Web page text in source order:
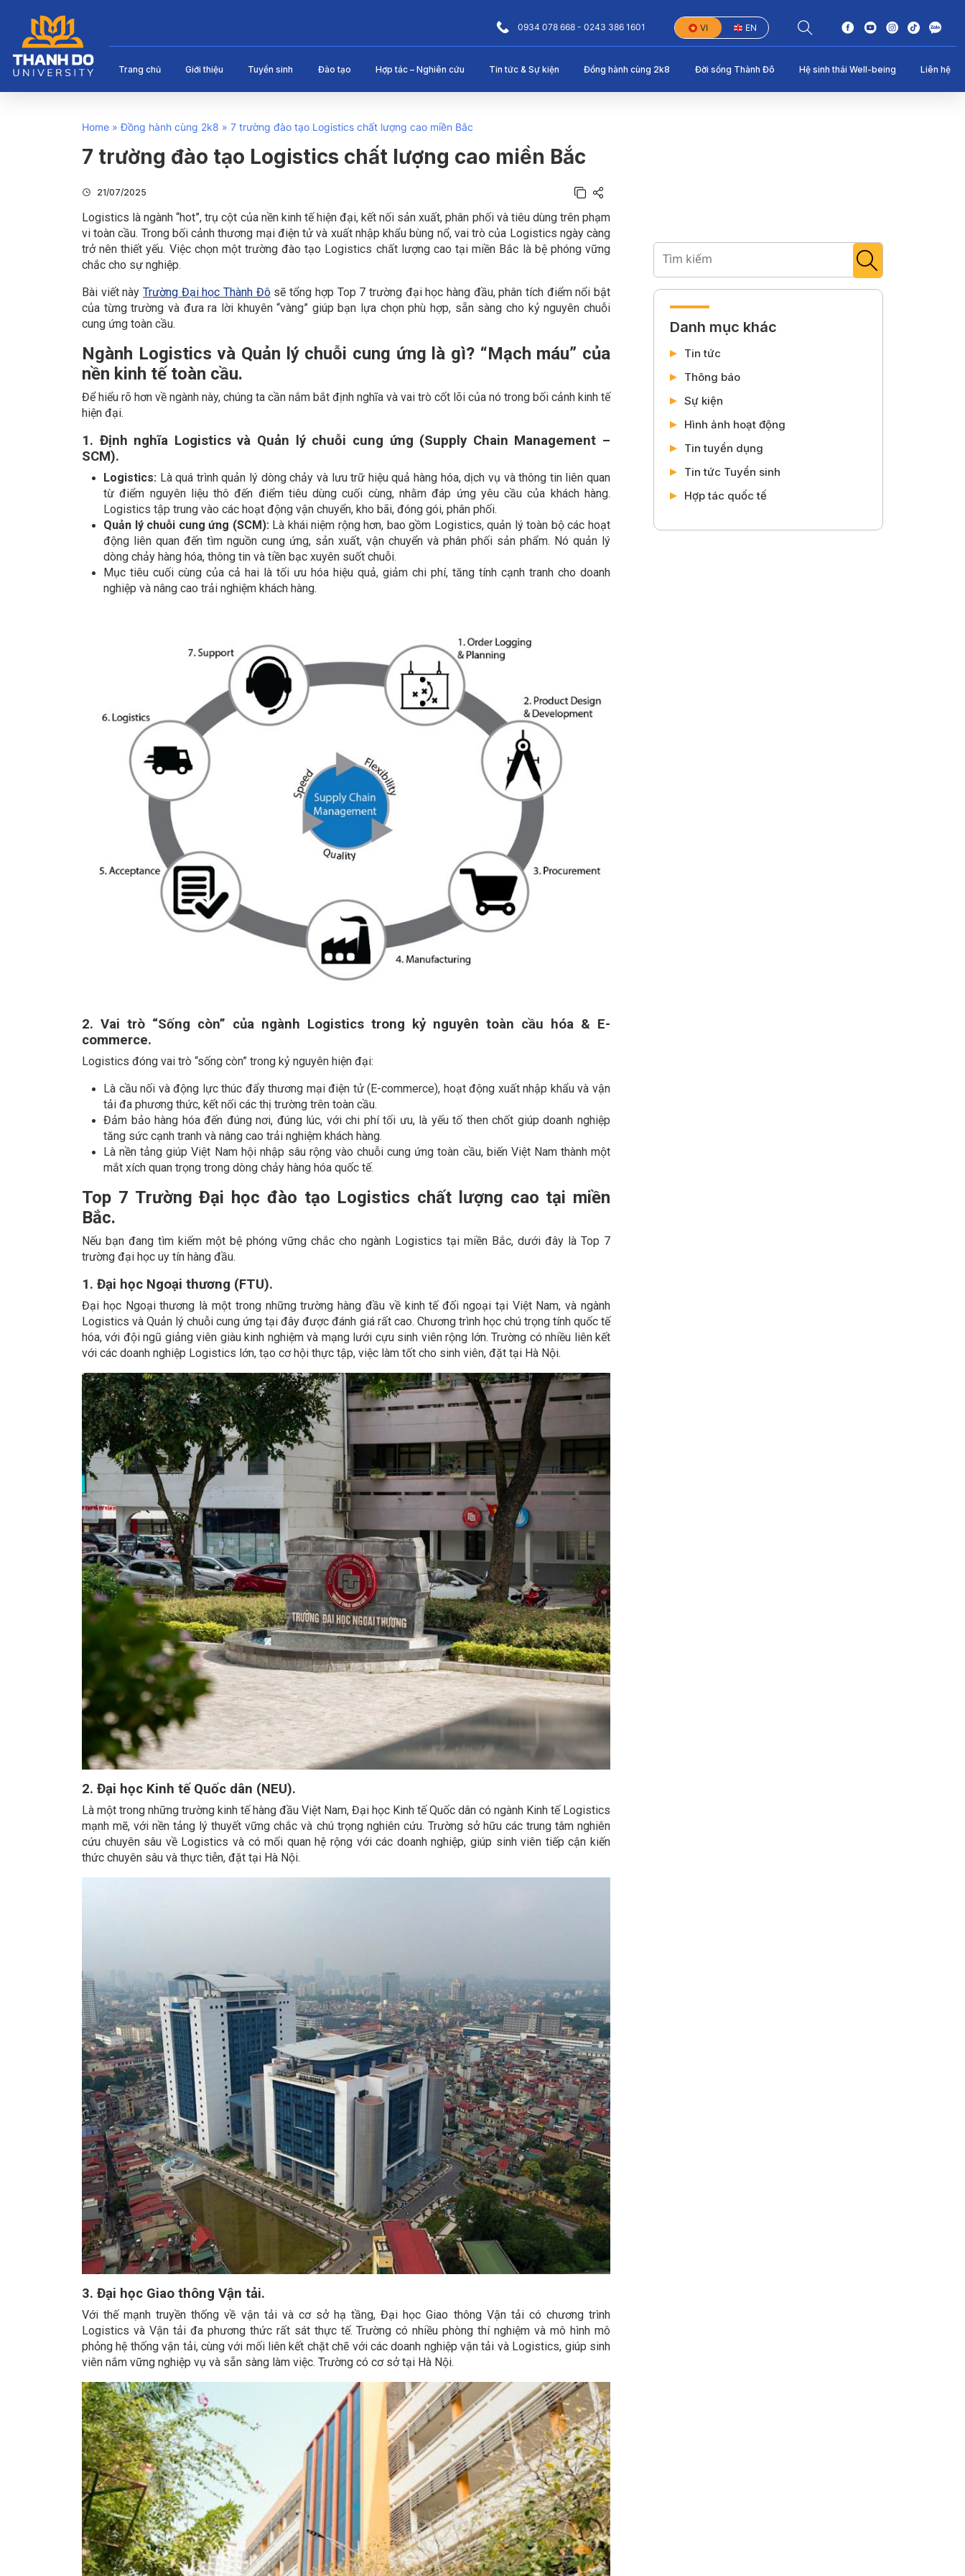
0934 078 668 - 0243 386 1601 VI EN
Trang chủ Giới thiệu Tuyển sinh Đào tạo Hợp tác – Nghiên cứu Tin tức & Sự kiện Đồng hành cùng 2k8 Đời sống Thành Đô Hệ sinh thái Well-being Liên hệ
Home »Đồng hành cùng 2k8 » 7 trường đào tạo Logistics chất lượng cao miền Bắc
7 trường đào tạo Logistics chất lượng cao miền Bắc
21/07/2025
Logistics là ngành “hot”, trụ cột của nền kinh tế hiện đại, kết nối sản xuất, phân phối và tiêu dùng trên phạm
vi toàn cầu. Trong bối cảnh thương mại điện tử và xuất nhập khẩu bùng nổ, vai trò của Logistics ngày càng
trở nên thiết yếu. Việc chọn một trường đào tạo Logistics chất lượng cao tại miền Bắc là bệ phóng vững
chắc cho sự nghiệp.
Bài viết nàyTrường Đại học Thành Đôsẽ tổng hợp Top 7 trường đại học hàng đầu, phân tích điểm nổi bật
của từng trường và đưa ra lời khuyên “vàng” giúp bạn lựa chọn phù hợp, sẵn sàng cho kỷ nguyên chuỗi
cung ứng toàn cầu.
Ngành Logistics và Quản lý chuỗi cung ứng là gì? “Mạch máu” của
nền kinh tế toàn cầu.
Để hiểu rõ hơn về ngành này, chúng ta cần nắm bắt định nghĩa và vai trò cốt lõi của nó trong bối cảnh kinh tế
hiện đại.
1. Định nghĩa Logistics và Quản lý chuỗi cung ứng (Supply Chain Management –
SCM).
Logistics: Là quá trình quản lý dòng chảy và lưu trữ hiệu quả hàng hóa, dịch vụ và thông tin liên quan
từ điểm nguyên liệu thô đến điểm tiêu dùng cuối cùng, nhằm đáp ứng yêu cầu của khách hàng.
Logistics tập trung vào các hoạt động vận chuyển, kho bãi, đóng gói, phân phối.
Quản lý chuỗi cung ứng (SCM):Là khái niệm rộng hơn, bao gồm Logistics, quản lý toàn bộ các hoạt
động liên quan đến tìm nguồn cung ứng, sản xuất, vận chuyển và phân phối sản phẩm. Nó quản lý
dòng chảy hàng hóa, thông tin và tiền bạc xuyên suốt chuỗi.
Mục tiêu cuối cùng của cả hai là tối ưu hóa hiệu quả, giảm chi phí, tăng tính cạnh tranh cho doanh
nghiệp và nâng cao trải nghiệm khách hàng.
2. Vai trò “Sống còn” của ngành Logistics trong kỷ nguyên toàn cầu hóa & E-
commerce.
Logistics đóng vai trò “sống còn” trong kỷ nguyên hiện đại:
Là cầu nối và động lực thúc đẩy thương mại điện tử (E-commerce), hoạt động xuất nhập khẩu và vận
tải đa phương thức, kết nối các thị trường trên toàn cầu.
Đảm bảo hàng hóa đến đúng nơi, đúng lúc, với chi phí tối ưu, là yếu tố then chốt giúp doanh nghiệp
tăng sức cạnh tranh và nâng cao trải nghiệm khách hàng.
Là nền tảng giúp Việt Nam hội nhập sâu rộng vào chuỗi cung ứng toàn cầu, biến Việt Nam thành một
mắt xích quan trọng trong dòng chảy hàng hóa quốc tế.
Top 7 Trường Đại học đào tạo Logistics chất lượng cao tại miền
Bắc.
Nếu bạn đang tìm kiếm một bệ phóng vững chắc cho ngành Logistics tại miền Bắc, dưới đây là Top 7
trường đại học uy tín hàng đầu.
1. Đại học Ngoại thương (FTU).
Đại học Ngoại thương là một trong những trường hàng đầu về kinh tế đối ngoại tại Việt Nam, và ngành
Logistics và Quản lý chuỗi cung ứng tại đây được đánh giá rất cao. Chương trình học chú trọng tính quốc tế
hóa, với đội ngũ giảng viên giàu kinh nghiệm và mạng lưới cựu sinh viên rộng lớn. Trường có nhiều liên kết
với các doanh nghiệp Logistics lớn, tạo cơ hội thực tập, việc làm tốt cho sinh viên, đặt tại Hà Nội.
2. Đại học Kinh tế Quốc dân (NEU).
Là một trong những trường kinh tế hàng đầu Việt Nam, Đại học Kinh tế Quốc dân có ngành Kinh tế Logistics
mạnh mẽ, với nền tảng lý thuyết vững chắc và chú trọng nghiên cứu. Trường sở hữu các trung tâm nghiên
cứu chuyên sâu về Logistics và có mối quan hệ rộng với các doanh nghiệp, giúp sinh viên tiếp cận kiến
thức chuyên sâu và thực tiễn, đặt tại Hà Nội.
3. Đại học Giao thông Vận tải.
Với thế mạnh truyền thống về vận tải và cơ sở hạ tầng, Đại học Giao thông Vận tải có chương trình
Logistics và Vận tải đa phương thức rất sát thực tế. Trường có nhiều phòng thí nghiệm và mô hình mô
phỏng hệ thống vận tải, cùng với mối liên kết chặt chẽ với các doanh nghiệp vận tải và Logistics, giúp sinh
viên nắm vững nghiệp vụ và sẵn sàng làm việc. Trường có cơ sở tại Hà Nội.
Danh mục khác
Tin tức
Thông báo
Sự kiện
Hình ảnh hoạt động
Tin tuyển dụng
Tin tức Tuyển sinh
Hợp tác quốc tế